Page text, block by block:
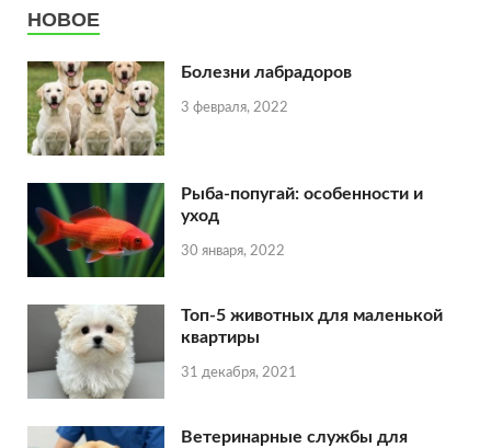
НОВОЕ
Болезни лабрадоров
3 февраля, 2022
Рыба-попугай: особенности и
уход
30 января, 2022
Топ-5 животных для маленькой
квартиры
31 декабря, 2021
Ветеринарные службы для